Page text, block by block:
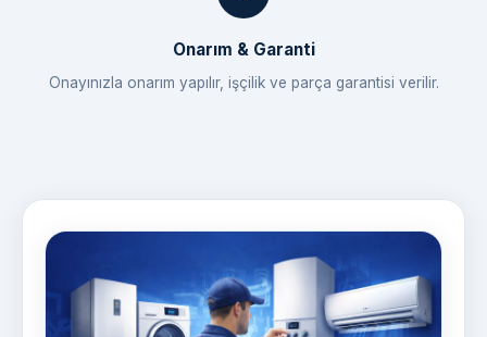
Onarım & Garanti
Onayınızla onarım yapılır, işçilik ve parça garantisi verilir.